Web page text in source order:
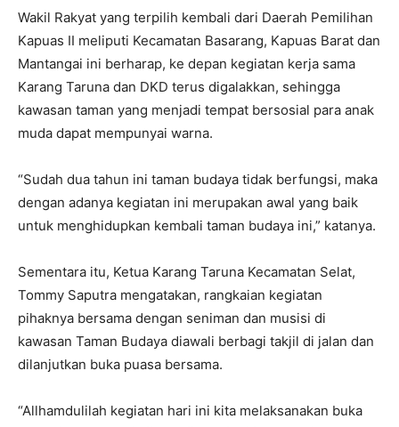
Wakil Rakyat yang terpilih kembali dari Daerah Pemilihan
Kapuas II meliputi Kecamatan Basarang, Kapuas Barat dan
Mantangai ini berharap, ke depan kegiatan kerja sama
Karang Taruna dan DKD terus digalakkan, sehingga
kawasan taman yang menjadi tempat bersosial para anak
muda dapat mempunyai warna.
“Sudah dua tahun ini taman budaya tidak berfungsi, maka
dengan adanya kegiatan ini merupakan awal yang baik
untuk menghidupkan kembali taman budaya ini,” katanya.
Sementara itu, Ketua Karang Taruna Kecamatan Selat,
Tommy Saputra mengatakan, rangkaian kegiatan
pihaknya bersama dengan seniman dan musisi di
kawasan Taman Budaya diawali berbagi takjil di jalan dan
dilanjutkan buka puasa bersama.
“Allhamdulilah kegiatan hari ini kita melaksanakan buka